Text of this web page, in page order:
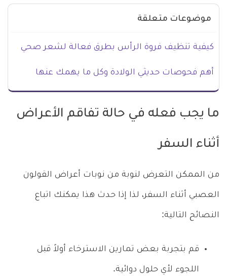
موضوعات متعلقة
كيفية تنظيف فروة الرأس بطرق فعالة لشعر صحي
أهم فحوصات حديثي الولادة وكل ما يهمك عنها
ما يجب فعله في حالة تفاقم الأعراض
أثناء السفر
من الممكن التعرض لنوبة من نوبات أعراض القولون
العصبي أثناء السفر، لذا إذا حدث هذا يمكنك اتباع
النصائح التالية:
قم بتجربة بعض تمارين الاسترخاء أولاً قبل
اللجوء لأي حلول دوائية.